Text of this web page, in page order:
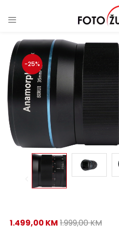
-25%
1.499,00 KM 1.999,00KM